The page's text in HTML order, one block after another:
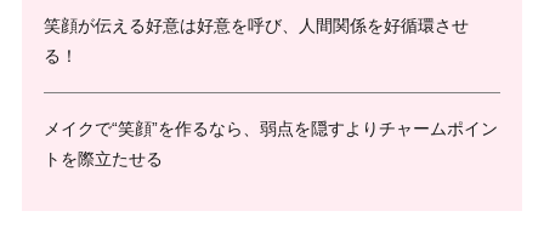
笑顔が伝える好意は好意を呼び、人間関係を好循環させ
る！
メイクで“笑顔”を作るなら、弱点を隠すよりチャームポイン
トを際立たせる